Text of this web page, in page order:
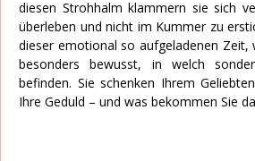
diesen Strohhalm klammern sie sich
überleben und nicht im Kummer zu
dieser emotional so aufgeladenen Zeit,
besonders bewusst, in welch
befinden. Sie schenken Ihrem
Ihre Geduld – und was bekommen Sie